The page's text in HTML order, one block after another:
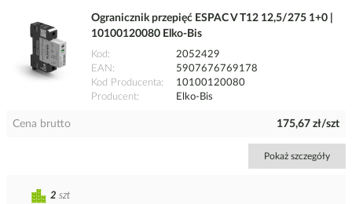
Ogranicznik przepięć ESPAC V T12 12,5/275 1+0 |
10100120080 Elko-Bis
Kod
2052429
EAN
5907676769178
Kod Producenta
10100120080
Producent
Elko-Bis
Cena brutto 175,67 zł/szt
Pokaż szczegóły
2 szt